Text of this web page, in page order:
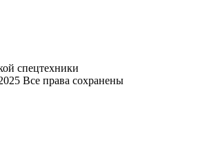
спецтехники
Все права сохранены